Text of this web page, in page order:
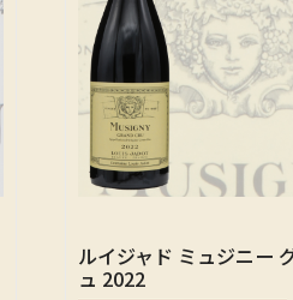
ルイジャド ミュジニー
ュ 2022